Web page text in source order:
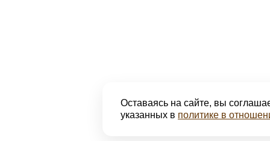
Оставаясь на сайте, вы
указанных в политике в